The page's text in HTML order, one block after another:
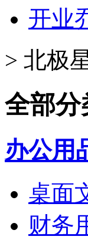
开业
> 北极
全部分
办公用
桌面
财务